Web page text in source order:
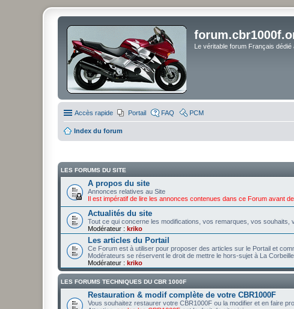
Le véritable forum Français
Accès rapide Portail FAQ PCM
Index du forum
LES FORUMS DU SITE
A propos du site
Annonces relatives au Site
Il est impératif de lire les annonces contenues dans ce Forum avant
Actualités du site
Tout ce qui concerne les modifications, vos remarques, vos souhaits,
Modérateur : kriko
Les articles du Portail
Ce Forum est à utiliser pour proposer des articles sur le Portail et
Modérateurs se réservent le droit de mettre le hors-sujet à La Corbeille.
Modérateur : kriko
LES FORUMS TECHNIQUES DU CBR 1000F
Restauration & modif complète de votre CBR1000F
Vous souhaitez restaurer votre CBR1000F ou la modifier et en faire